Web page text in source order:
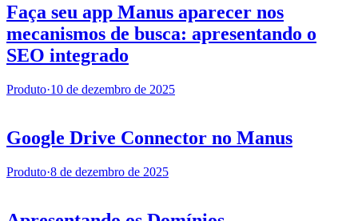
Faça seu app Manus aparecer nos
mecanismos de busca: apresentando o
SEO integrado
Produto·10 de dezembro de 2025
Google Drive Connector no Manus
Produto·8 de dezembro de 2025